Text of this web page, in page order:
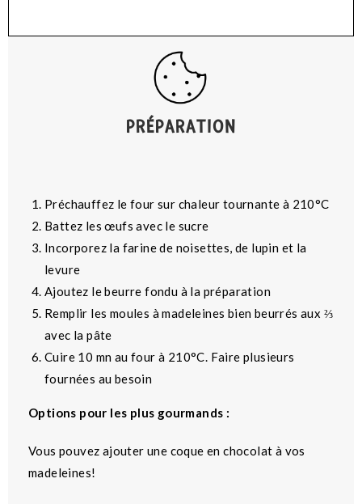
PRÉPARATION
Préchauffez le four sur chaleur tournante à 210°C
Battez les œufs avec le sucre
Incorporez la farine de noisettes, de lupin et la
levure
Ajoutez le beurre fondu à la préparation
Remplir les moules à madeleines bien beurrés aux ⅔
avec la pâte
Cuire 10 mn au four à 210°C. Faire plusieurs
fournées au besoin
Options pour les plus gourmands :
Vous pouvez ajouter une coque en chocolat à vos
madeleines!